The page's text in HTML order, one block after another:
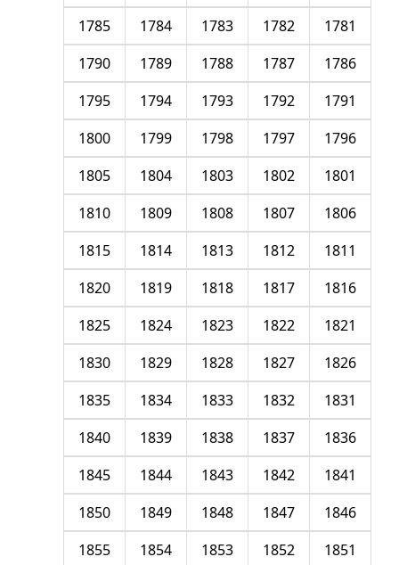
1781
1782
1783
1784
1785
1786
1787
1788
1789
1790
1791
1792
1793
1794
1795
1796
1797
1798
1799
1800
1801
1802
1803
1804
1805
1806
1807
1808
1809
1810
1811
1812
1813
1814
1815
1816
1817
1818
1819
1820
1821
1822
1823
1824
1825
1826
1827
1828
1829
1830
1831
1832
1833
1834
1835
1836
1837
1838
1839
1840
1841
1842
1843
1844
1845
1846
1847
1848
1849
1850
1851
1852
1853
1854
1855